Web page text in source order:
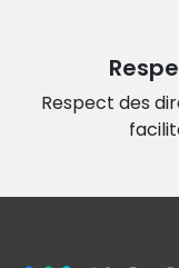
Respect des